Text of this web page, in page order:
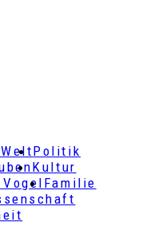
WeltPolitik
Kultur
Familie